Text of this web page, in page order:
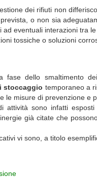
dei rifiuti non
o non sia
eventuali interazioni tra
tossiche o soluzioni
fase dello smaltimento
stoccaggio temporaneo a
le misure di prevenzione e
attività sono infatti
già citate che
vi sono, a titolo